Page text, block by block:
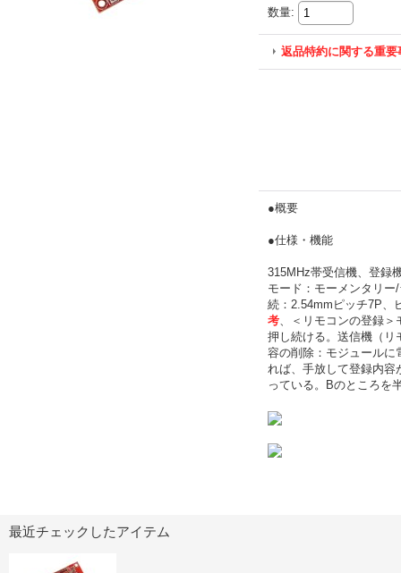
数量:
返品特約に関する重要
●概要
●仕様・機能
315MHz帯受信機、登録
モード：モーメンタリ
続：2.54mmピッチ7P、
考、＜リモコンの登録＞
押し続ける。送信機（リ
容の削除：モジュールに
れば、手放して登録内容
っている。Bのところを
最近チェックしたアイテム